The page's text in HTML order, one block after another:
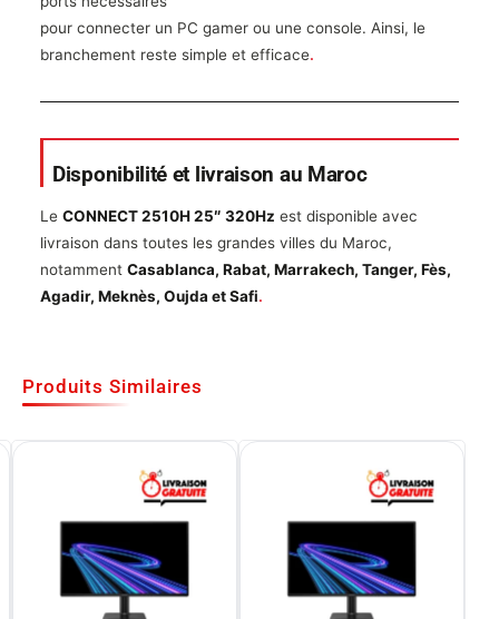
pour connecter un PC gamer ou une console. Ainsi, le
branchement reste simple et efficace.
Disponibilité et livraison au Maroc
Le CONNECT 2510H 25″ 320Hz est disponible avec
livraison dans toutes les grandes villes du Maroc,
notamment Casablanca, Rabat, Marrakech, Tanger, Fès,
Agadir, Meknès, Oujda et Safi.
Produits Similaires